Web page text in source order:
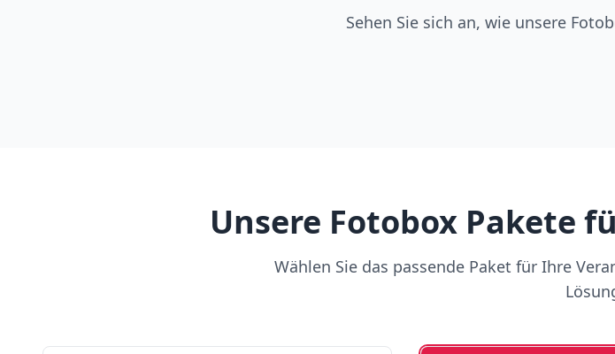
Sehen Sie sich an, wie unsere
Unsere Fotobox Pakete
Wählen Sie das passende Paket für Ihre